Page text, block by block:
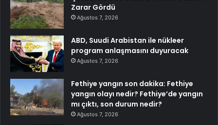
Zarar Gördü
Ağustos 7, 2026
ABD, Suudi Arabistan ile nükleer
program anlaşmasını duyuracak
Ağustos 7, 2026
Fethiye yangın son dakika: Fethiye
yangın olayı nedir? Fethiye’de yangın
mı çıktı, son durum nedir?
Ağustos 7, 2026